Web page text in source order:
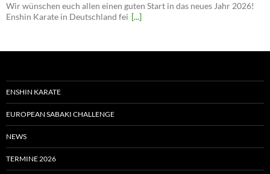
Wir wünschen euch allen einen guten Start in das neues Jahr 2026!
Enshin Karate in Deutschland fei [...]
ENSHIN KARATE
EUROPEAN SABAKI CHALLENGE
NEWS
TERMINE 2026